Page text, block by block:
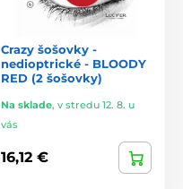
Crazy šošovky -
nedioptrické - BLOODY
RED (2 šošovky)
Na sklade, v stredu 12. 8. u
vás
16,12 €